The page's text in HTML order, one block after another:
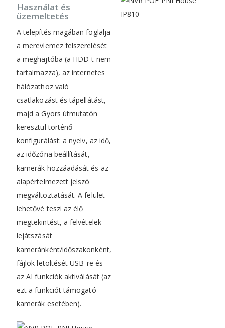
Használat és
üzemeltetés
A telepítés magában foglalja
a merevlemez felszerelését
a meghajtóba (a HDD-t nem
tartalmazza), az internetes
hálózathoz való
csatlakozást és tápellátást,
majd a Gyors útmutatón
keresztül történő
konfigurálást: a nyelv, az idő,
az időzóna beállítását,
kamerák hozzáadását és az
alapértelmezett jelszó
megváltoztatását. A felület
lehetővé teszi az élő
megtekintést, a felvételek
lejátszását
kameránként/időszakonként,
fájlok letöltését USB-re és
az AI funkciók aktiválását (az
ezt a funkciót támogató
kamerák esetében).